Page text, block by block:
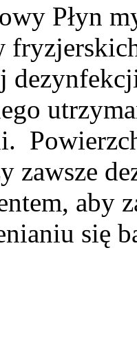
Płyn
zawsze
aby
się